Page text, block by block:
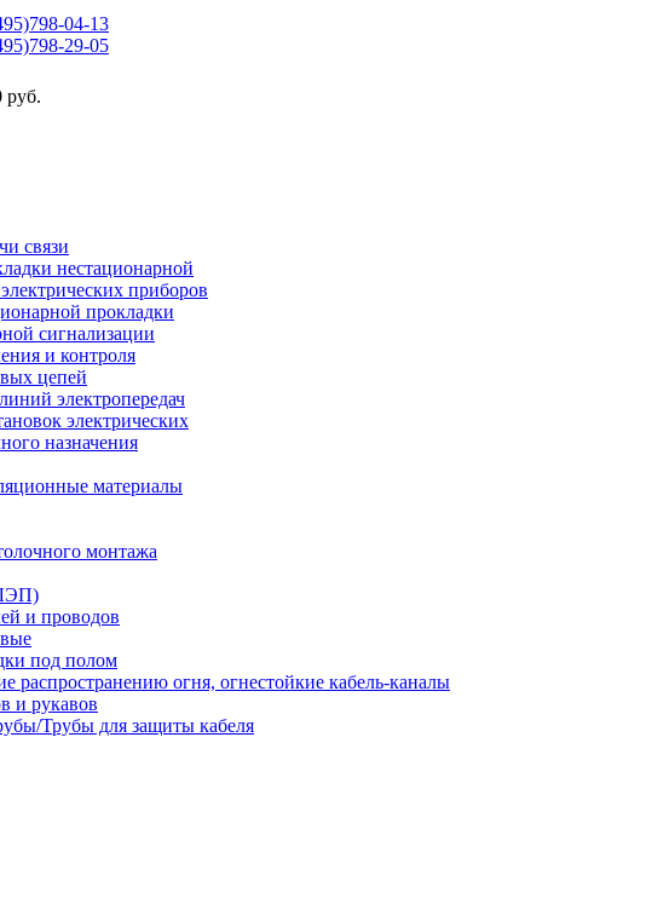
04-13
29-05
руб.
связи
нестационарной
приборов
прокладки
сигнализации
и контроля
цепей
электропередач
электрических
назначения
материалы
монтажа
и проводов
под полом
распространению огня, огнестойкие кабель-каналы
и рукавов
Трубы для защиты кабеля